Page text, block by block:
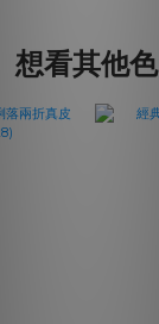
想看其他色